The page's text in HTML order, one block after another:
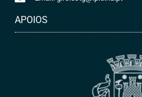
APOIOS